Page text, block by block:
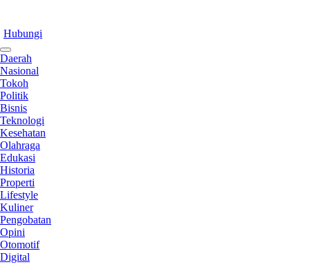
Hubungi
Daerah
Nasional
Tokoh
Politik
Bisnis
Teknologi
Kesehatan
Olahraga
Edukasi
Historia
Properti
Lifestyle
Kuliner
Pengobatan
Opini
Otomotif
Digital